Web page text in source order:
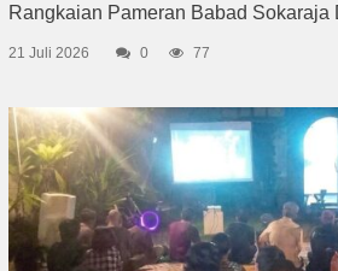
Rangkaian Pameran Babad Sokaraja
21 Juli 2026 0 77